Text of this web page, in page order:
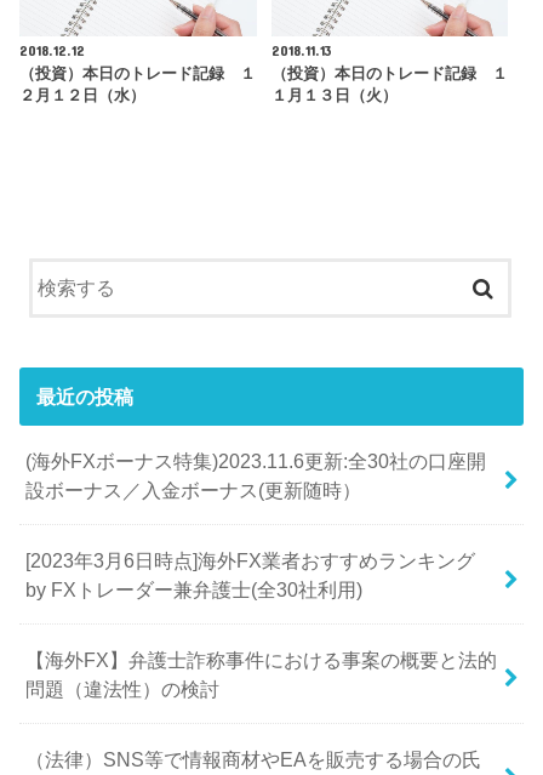
2018.12.12
（投資）本日のトレード記録 １
２月１２日（水）
2018.11.13
（投資）本日のトレード記録 １
１月１３日（火）
最近の投稿
(海外FXボーナス特集)2023.11.6更新:全30社の口座開
設ボーナス／入金ボーナス(更新随時）
[2023年3月6日時点]海外FX業者おすすめランキング
by FXトレーダー兼弁護士(全30社利用)
【海外FX】弁護士詐称事件における事案の概要と法的
問題（違法性）の検討
（法律）SNS等で情報商材やEAを販売する場合の氏